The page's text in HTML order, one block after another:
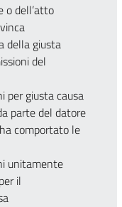
o dell’atto
della giusta
del
per giusta causa
parte del datore
comportato le
unitamente
il